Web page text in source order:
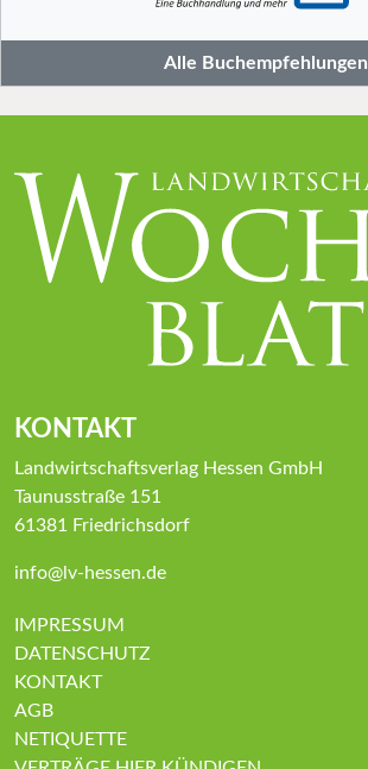
Alle Buchempfehlungen
KONTAKT
Landwirtschaftsverlag Hessen GmbH
Taunusstraße 151
61381 Friedrichsdorf
info@lv-hessen.de
IMPRESSUM
DATENSCHUTZ
KONTAKT
AGB
NETIQUETTE